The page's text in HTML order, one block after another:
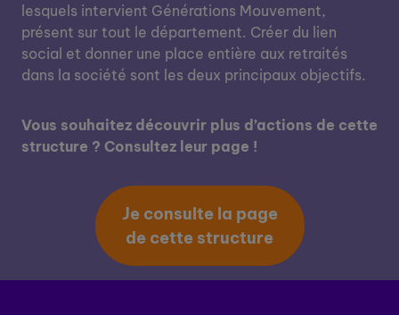
lesquels intervient Générations Mouvement,
présent sur tout le département. Créer du lien
social et donner une place entière aux retraités
dans la société sont les deux principaux objectifs.
Vous souhaitez découvrir plus d’actions de cette
structure ? Consultez leur page !
Je consulte la page
de cette structure